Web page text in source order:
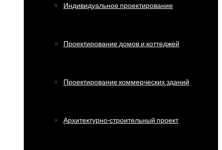
Индивидуальное проектирование
Проектирование домов и коттеджей
Проектирование коммерческих зданий
Архитектурно-строительный проект